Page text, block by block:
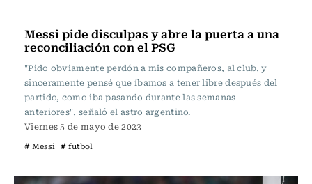
Messi pide disculpas y abre la puerta a una
reconciliación con el PSG
"Pido obviamente perdón a mis compañeros, al club, y
sinceramente pensé que íbamos a tener libre después del
partido, como iba pasando durante las semanas
anteriores", señaló el astro argentino.
Viernes 5 de mayo de 2023
# Messi # futbol